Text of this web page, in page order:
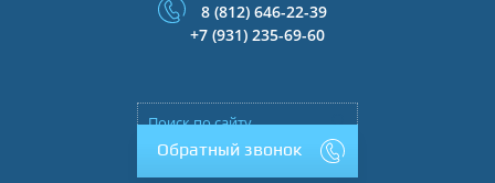
8 (812) 646-22-39
+7 (931) 235-69-60
Обратный звонок